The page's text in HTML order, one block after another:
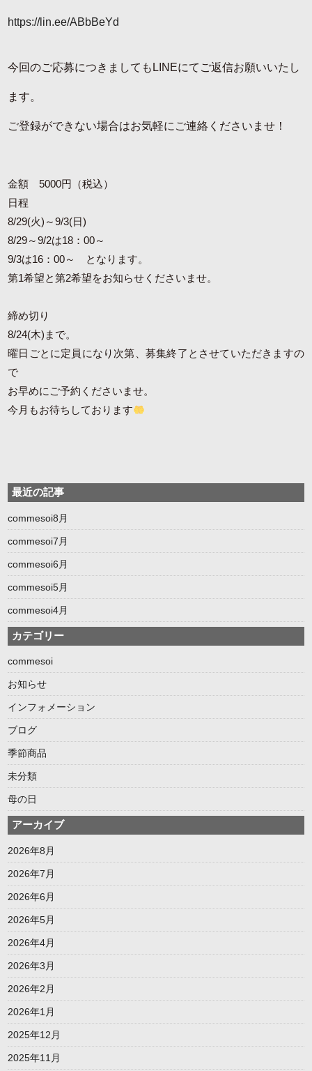
https://lin.ee/ABbBeYd
今回のご応募につきましてもLINEにてご返信お願いいたし
ます。
ご登録ができない場合はお気軽にご連絡くださいませ！
金額 5000円（税込）
日程
8/29(火)～9/3(日)
8/29～9/2は18：00～
9/3は16：00～ となります。
第1希望と第2希望をお知らせくださいませ。
締め切り
8/24(木)まで。
曜日ごとに定員になり次第、募集終了とさせていただきますの
で
お早めにご予約くださいませ。
今月もお待ちしております
最近の記事
commesoi8月
commesoi7月
commesoi6月
commesoi5月
commesoi4月
カテゴリー
commesoi
お知らせ
インフォメーション
ブログ
季節商品
未分類
母の日
アーカイブ
2026年8月
2026年7月
2026年6月
2026年5月
2026年4月
2026年3月
2026年2月
2026年1月
2025年12月
2025年11月